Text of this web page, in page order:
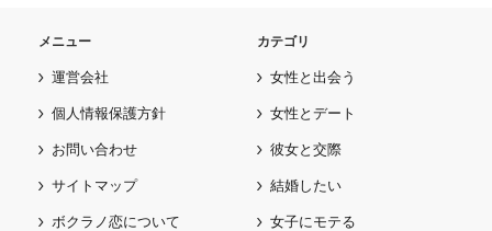
メニュー
運営会社
個人情報保護方針
お問い合わせ
サイトマップ
ボクラノ恋について
カテゴリ
女性と出会う
女性とデート
彼女と交際
結婚したい
女子にモテる